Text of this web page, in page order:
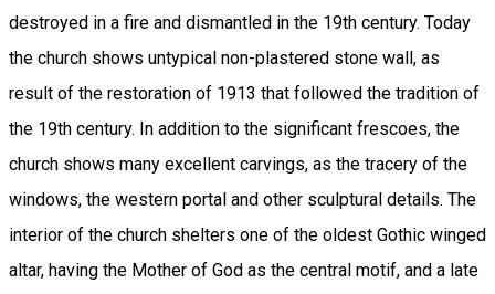
destroyed in a fire and dismantled in the 19th century. Today
the church shows untypical non-plastered stone wall, as
result of the restoration of 1913 that followed the tradition of
the 19th century. In addition to the significant frescoes, the
church shows many excellent carvings, as the tracery of the
windows, the western portal and other sculptural details. The
interior of the church shelters one of the oldest Gothic winged
altar, having the Mother of God as the central motif, and a late